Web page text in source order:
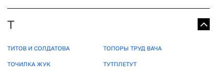
Т
ТИТОВ И СОЛДАТОВА ТОПОРЫ ТРУД ВАЧА
ТОЧИЛКА ЖУК ТУТПЛЕТУТ